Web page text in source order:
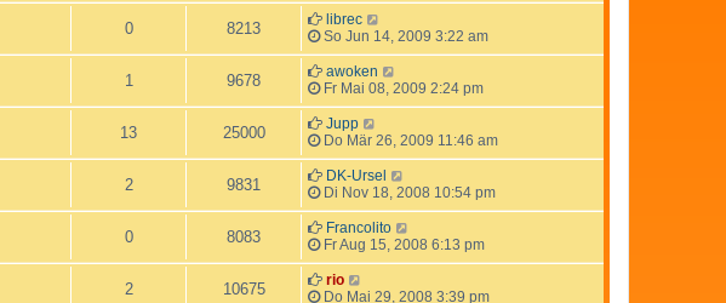
0 8213
librec
So Jun 14, 2009 3:22 am
1 9678
awoken
Fr Mai 08, 2009 2:24 pm
13 25000
Jupp
Do Mär 26, 2009 11:46 am
2 9831
DK-Ursel
Di Nov 18, 2008 10:54 pm
0 8083
Francolito
Fr Aug 15, 2008 6:13 pm
2 10675
rio
Do Mai 29, 2008 3:39 pm